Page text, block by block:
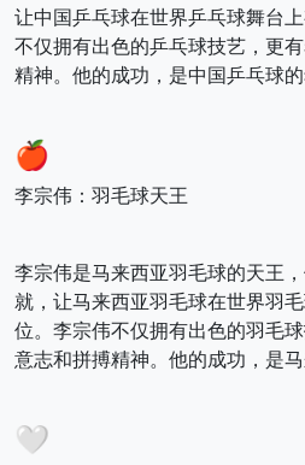
让中国乒乓球在世界乒乓球舞台
不仅拥有出色的乒乓球技艺，更
精神。他的成功，是中国乒乓球的
🍎
李宗伟：羽毛球天王
李宗伟是马来西亚羽毛球的天王
就，让马来西亚羽毛球在世界羽
位。李宗伟不仅拥有出色的羽毛
意志和拼搏精神。他的成功，是马
🤍